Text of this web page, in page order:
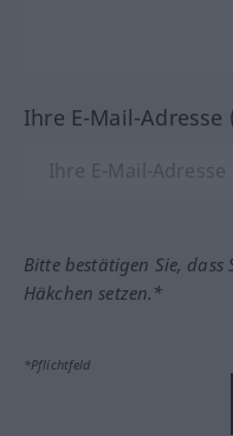
Ihre E-Mail-
Bitte bestätigen Sie, dass
Häkchen setzen.*
*Pflichtfeld